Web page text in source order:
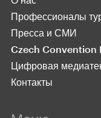
Профессионалы
Пресса и СМИ
Czech Convention
Цифровая
Контакты